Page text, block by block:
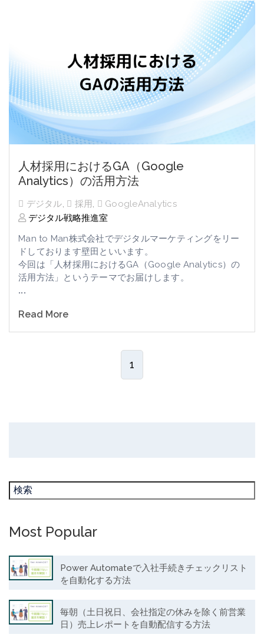
人材採用におけるGA（Google
Analytics）の活用方法
デジタル, 採用,
GoogleAnalytics
デジタル戦略推進室
Man to Man株式会社でデジタルマーケティングをリー
ドしております壁田といいます。
今回は「人材採用におけるGA（Google Analytics）の
活用方法 」というテーマでお届けします。
...
Read More
1
Most Popular
Power Automateで入社手続きチェックリスト
を自動化する方法
毎朝（土日祝日、会社指定の休みを除く前営業
日）売上レポートを自動配信する方法